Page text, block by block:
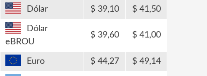
Dólar 39,10 41,50
Dólar
eBROU
39,60 41,00
Euro 44,27 49,14